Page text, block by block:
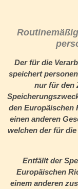
Der für die
speichert
nur für den
den Europäischen
einen anderen
welchen der für
Entfällt der
Europäischen
einem anderen